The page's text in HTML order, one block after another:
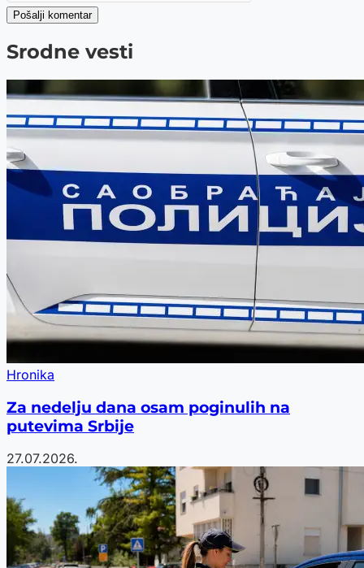
Pošalji komentar
Srodne vesti
Hronika
Za nedelju dana osam poginulih na
putevima Srbije
27.07.2026.